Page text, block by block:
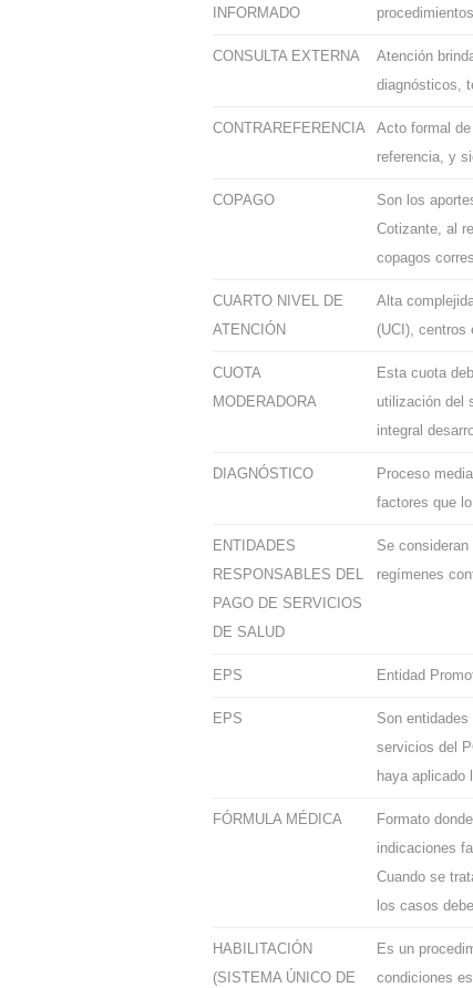
INFORMADO
CONSULTA EXTERNA
Atención
diagnósticos,
CONTRAREFERENCIA
Acto formal
referencia, y
COPAGO
Son los
Cotizante, al
copagos
CUARTO NIVEL DE
ATENCIÓN
Alta
(UCI), centros
CUOTA
MODERADORA
Esta cuota
utilización del
integral
DIAGNÓSTICO
Proceso
factores que
ENTIDADES
RESPONSABLES DEL
PAGO DE SERVICIOS
DE SALUD
Se
regímenes
EPS Entidad
EPS
Son
servicios del
haya aplicado
FÓRMULA MÉDICA
Formato
indicaciones
Cuando se
los casos
HABILITACIÓN
(SISTEMA ÚNICO DE
Es un
condiciones